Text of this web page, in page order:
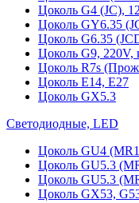
Цоколь G4 (JC),
Цоколь GY6.35
Цоколь G6.35
Цоколь G9, 220V,
Цоколь R7s
Цоколь E14, E27
Цоколь GX5.3
Светодиодные, LED
Цоколь GU4
Цоколь GU5.3
Цоколь GU5.3
Цоколь GX53,